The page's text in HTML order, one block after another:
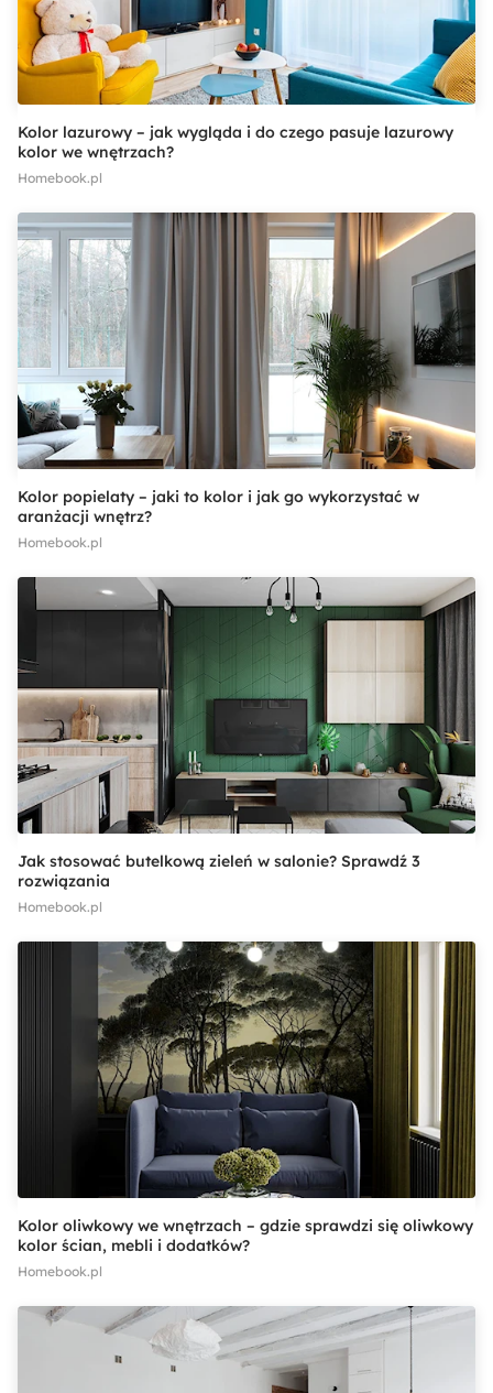
Kolor lazurowy – jak wygląda i do czego pasuje lazurowy
kolor we wnętrzach?
Homebook.pl
Kolor popielaty – jaki to kolor i jak go wykorzystać w
aranżacji wnętrz?
Homebook.pl
Jak stosować butelkową zieleń w salonie? Sprawdź 3
rozwiązania
Homebook.pl
Kolor oliwkowy we wnętrzach – gdzie sprawdzi się oliwkowy
kolor ścian, mebli i dodatków?
Homebook.pl